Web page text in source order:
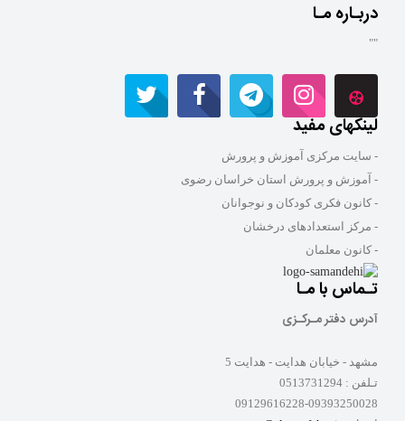
دربـاره مـا
""
لینکهای مفید
- سایت مرکزی آموزش و پرورش
- آموزش و پرورش استان خراسان رضوی
- کانون فکری کودکان و نوجوانان
- مرکز استعدادهای درخشان
- کانون معلمان
تـماس با مـا
آدرس دفتر مـرکـزی
مشهد - خیابان هدایت - هدایت 5
تـلفن : 0513731294
09129616228-09393250028